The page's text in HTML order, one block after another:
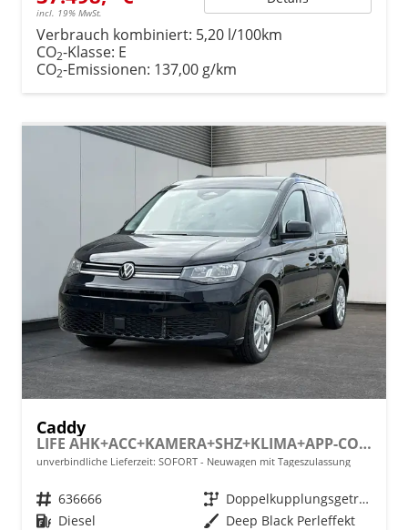
incl. 19% MwSt.
Verbrauch kombiniert: 5,20 l/100km
CO2-Klasse: E
CO2-Emissionen: 137,00 g/km
Caddy
LIFE AHK+ACC+KAMERA+SHZ+KLIMA+APP-CONNECT
unverbindliche Lieferzeit: SOFORT Neuwagen mit Tageszulassung
Fahrzeugnr. 636666 Getriebe
Doppelkupplungsgetriebe (DSG)
Kraftstoff Diesel Außenfarbe Deep Black Perleffekt